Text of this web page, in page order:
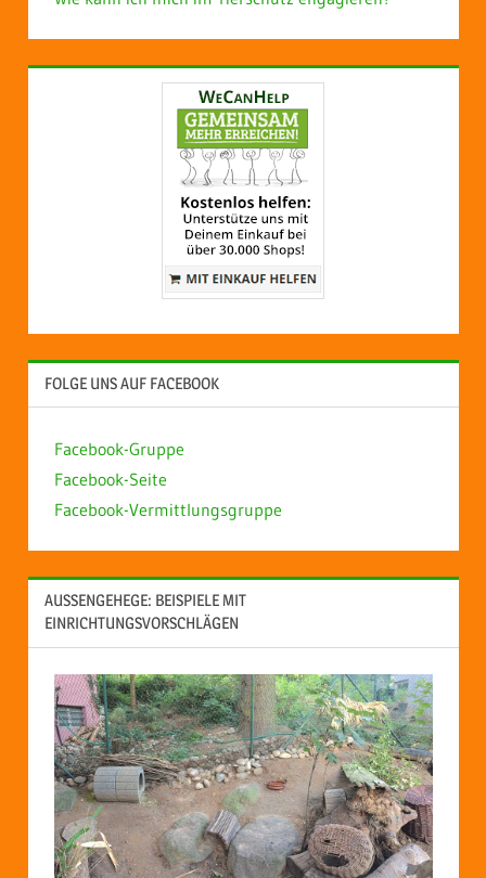
FOLGE UNS AUF FACEBOOK
Facebook-Gruppe
Facebook-Seite
Facebook-Vermittlungsgruppe
AUSSENGEHEGE: BEISPIELE MIT E
INRICHTUNGSVORSCHLÄGEN